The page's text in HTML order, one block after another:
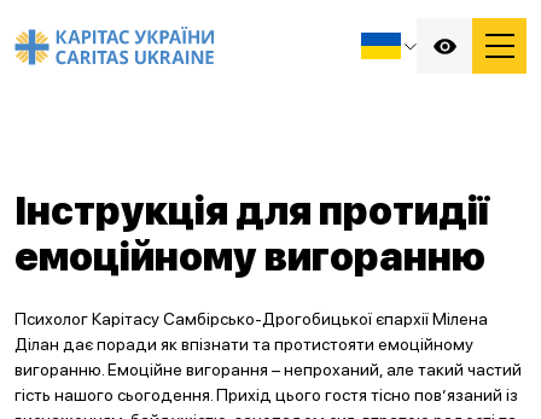
Інструкція для протидії
емоційному вигоранню
Психолог Карітасу Самбірсько-Дрогобицької єпархії Мілена
Ділан дає поради як впізнати та протистояти емоційному
вигоранню. Емоційне вигорання – непроханий, але такий частий
гість нашого сьогодення. Прихід цього гостя тісно пов’язаний із